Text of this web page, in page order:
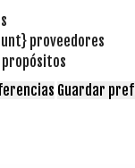
proveedores
propósitos
Guardar